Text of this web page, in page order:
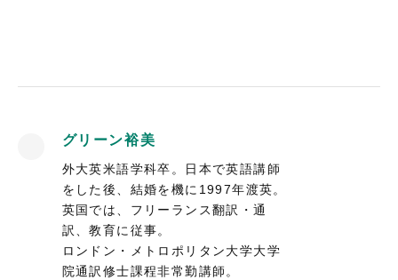
グリーン裕美
外大英米語学科卒。日本で英語講師
をした後、結婚を機に1997年渡英。
英国では、フリーランス翻訳・通
訳、教育に従事。
ロンドン・メトロポリタン大学大学
院通訳修士課程非常勤講師。